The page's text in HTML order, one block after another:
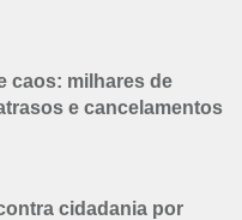
caos: milhares de
e cancelamentos
cidadania por